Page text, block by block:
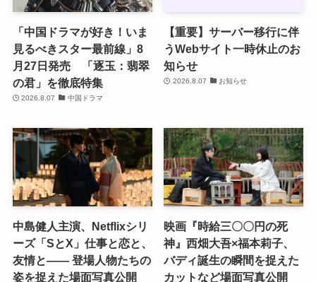
「中国ドラマが好き！いま
見るべきスター最前線」8
月27日発売 「逐玉：翡翠
の君」を徹底特集
2026.8.07 中国ドラマ
【重要】サーバー移行に伴
うWebサイト一時休止のお
知らせ
2026.8.07 お知らせ
中島健人主演、Netflixシリ
ーズ「SとX」仕事と恋と、
友情と―― 登場人物たちの
姿を捉えた場面写真公開
映画『時給三〇〇円の死
神』西畑大吾×福本莉子、
バディ誕生の瞬間を捉えた
カットなど場面写真公開